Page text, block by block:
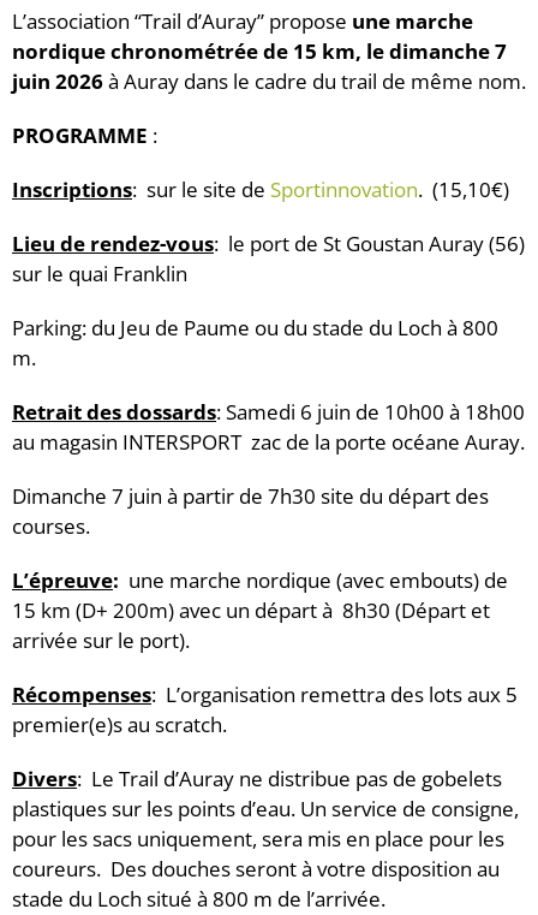
L’association “Trail d’Auray” propose une marche
nordique chronométrée de 15 km, le dimanche 7
juin 2026à Auray dans le cadre du trail de même nom.
PROGRAMME :
Inscriptions: sur le site de Sportinnovation. (15,10€)
Lieu de rendez-vous: le port de St Goustan Auray (56)
sur le quai Franklin
Parking: du Jeu de Paume ou du stade du Loch à 800
m.
Retrait des dossards:Samedi 6 juin de 10h00 à 18h00
au magasin INTERSPORTzac de la porte océane Auray.
Dimanche 7 juin à partir de 7h30 site du départ des
courses.
L’épreuve: une marche nordique (avec embouts) de
15 km (D+ 200m) avec un départ à 8h30 (Départ et
arrivée sur le port).
Récompenses: L’organisation remettra des lots aux 5
premier(e)s au scratch.
Divers: Le Trail d’Auray ne distribue pas de gobelets
plastiques sur les points d’eau. Un service de consigne,
pour les sacs uniquement, sera mis en place pour les
coureurs. Des douches seront à votre disposition au
stade du Loch situé à 800 m de l’arrivée.